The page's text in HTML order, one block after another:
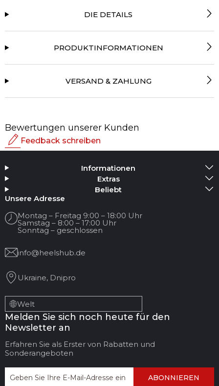
DIE DETAILS
PRODUKTINFORMATIONEN
VERSAND & ZAHLUNG
Bewertungen unserer Kunden
Feedback schreiben
Medium hinzufügen
Ihr Name
Ihre E-Mail
Titel der Bewertung
Ihr Feedback:
FEEDBACK BEWERTUNG
Informationen
Extras
Beliebt
Unsere Adresse
Montag – Freitag 9:00 – 18:00 Uhr
Samstag – 8:00 – 17:00 Uhr
Sonntag – geschlossen
info@heelshub.de
Ukraine, Dnipro
Welt
Melden Sie sich noch heute für den
Newsletter an
Erfahren Sie als Erster von Rabatten und
Sonderangeboten
ABONNIEREN